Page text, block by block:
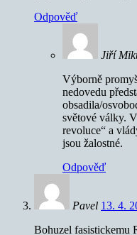
Odpověď
Jiří
Výborně
nedovedu
obsadila/
světové války.
revoluce“ a
jsou žalostné.
Odpověď
Pavel 13. 4.
Bohuzel fasistickemu